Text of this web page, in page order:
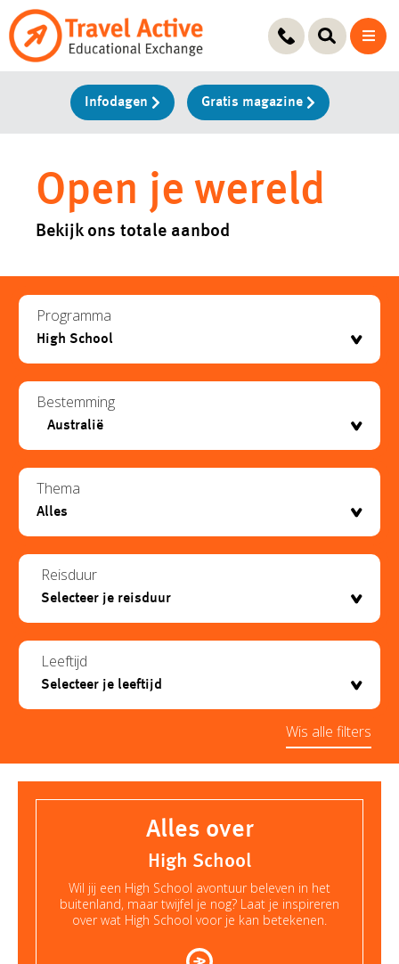
Ga
naar
Infodagen Gratis magazine
Open je wereld
Bekijk ons totale aanbod
Programma
testje
Bestemming
Thema
Reisduur
Leeftijd
Wis alle filters
Alles over
High School
Wil jij een High School avontuur beleven in het
buitenland, maar twijfel je nog? Laat je inspireren
over wat High School voor je kan betekenen.